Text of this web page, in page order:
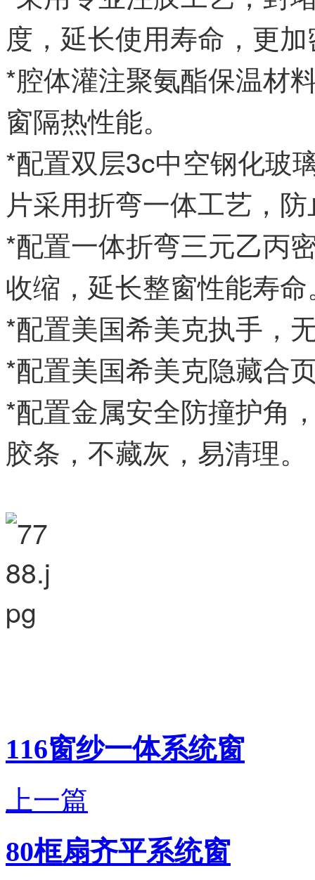
度，延长使用寿命，更
*腔体灌注聚氨酯保温材
窗隔热性能。
*配置双层3c中空钢化玻
片采用折弯一体工艺，
*配置一体折弯三元乙丙
收缩，延长整窗性能寿
*配置美国希美克执手，
*配置美国希美克隐藏合
*配置金属安全防撞护角
胶条，不藏灰，易清理。
116窗纱一体系统窗
上一篇
80框扇齐平系统窗